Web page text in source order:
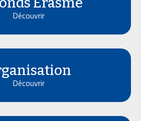
Découvrir
Découvrir